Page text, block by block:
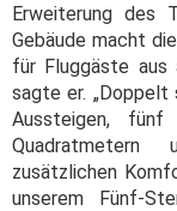
Erweiterung des
Gebäude macht
für Fluggäste aus
sagte er. „Doppelt
Aussteigen,
zusätzlichen
unserem Fünf-